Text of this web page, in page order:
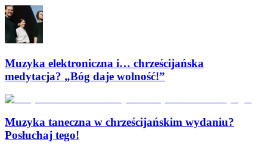
Muzyka elektroniczna i… chrześcijańska
medytacja? „Bóg daje wolność!”
Muzyka taneczna w chrześcijańskim wydaniu?
Posłuchaj tego!